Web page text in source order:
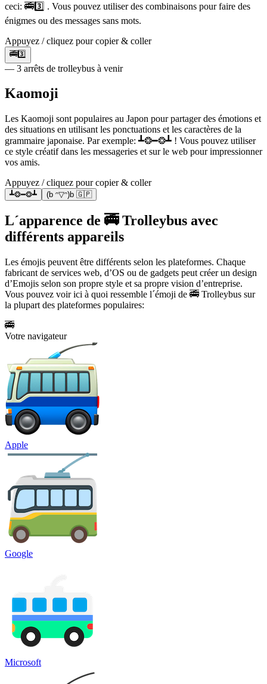
ceci: 🚎3️⃣ . Vous pouvez utiliser des combinaisons pour faire des
énigmes ou des messages sans mots.
Appuyez / cliquez pour copier & coller
🚎3️⃣
— 3 arrêts de trolleybus à venir
Kaomoji
Les Kaomoji sont populaires au Japon pour partager des émotions et
des situations en utilisant les ponctuations et les caractères de la
grammaire japonaise. Par exemple: ┻❂━❂┻ ! Vous pouvez utiliser
ce style créatif dans les messageries et sur le web pour impressionner
vos amis.
Appuyez / cliquez pour copier & coller
┻❂━❂┻ (b ᵔ▽ᵔ)b 🇬🇵
L´apparence de 🚎 Trolleybus avec
différents appareils
Les émojis peuvent être différents selon les plateformes. Chaque
fabricant de services web, d’OS ou de gadgets peut créer un design
d’Emojis selon son propre style et sa propre vision d’entreprise.
Vous pouvez voir ici à quoi ressemble l´émoji de 🚎 Trolleybus sur
la plupart des plateformes populaires:
🚎
Votre navigateur
Apple
Google
Microsoft